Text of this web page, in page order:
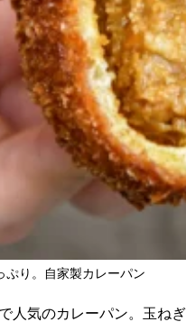
応募
ぷり。自家製カレーパン
人気のカレーパン。玉ねぎ